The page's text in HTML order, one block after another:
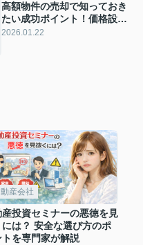
高額物件の売却で知っておき
たい成功ポイント！価格設定
や印象づくりの工夫も紹介
2026.01.22
産会社
産投資セミナーの悪徳を見
には？ 安全な選び方のポ
トを専門家が解説